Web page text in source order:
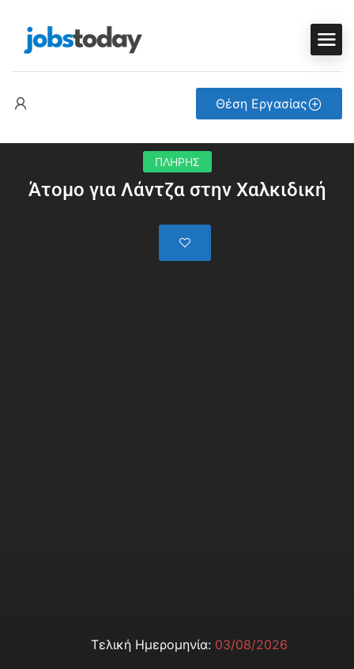
Θέση Εργασίας
ΠΛΗΡΗΣ
Άτομο για Λάντζα στην Χαλκιδική
Τελική Ημερομηνία: 03/08/2026